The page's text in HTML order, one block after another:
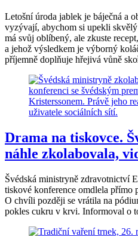
Letošní úroda jablek je báječná a
vyzývají, abychom si upekli
má svůj oblíbený, ale zkuste
a jehož výsledkem je výborný
příjemně doplňuje hřejivá vůně
Drama na tiskovce.
náhle zkolabovala,
Švédská ministryně zdravotnictví
tiskové konference omdlela přímo
O chvíli později se vrátila na
pokles cukru v krvi. Informoval o